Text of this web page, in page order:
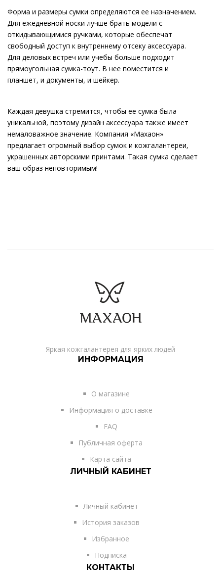
Форма и размеры сумки определяются ее назначением.
Для ежедневной носки лучше брать модели с
откидывающимися ручками, которые обеспечат
свободный доступ к внутреннему отсеку аксессуара.
Для деловых встреч или учебы больше подходит
прямоугольная сумка-тоут. В нее поместится и
планшет, и документы, и шейкер.
Каждая девушка стремится, чтобы ее сумка была
уникальной, поэтому дизайн аксессуара также имеет
немаловажное значение. Компания «Махаон»
предлагает огромный выбор сумок и кожгалантереи,
украшенных авторскими принтами. Такая сумка сделает
ваш образ неповторимым!
Яркая кожгалантерея для ярких людей
ИНФОРМАЦИЯ
О магазине
Информация о доставке
FAQ
Публичная оферта
Карта сайта
ЛИЧНЫЙ КАБИНЕТ
Личный кабинет
История заказов
Избранное
Подписка
КОНТАКТЫ